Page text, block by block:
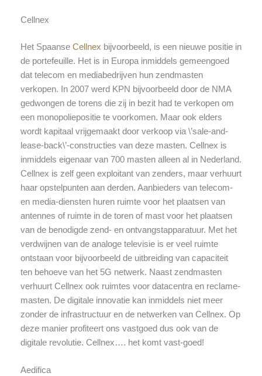
Cellnex
Het Spaanse Cellnex bijvoorbeeld, is een nieuwe positie in
de portefeuille. Het is in Europa inmiddels gemeengoed
dat telecom en mediabedrijven hun zendmasten
verkopen. In 2007 werd KPN bijvoorbeeld door de NMA
gedwongen de torens die zij in bezit had te verkopen om
een monopoliepositie te voorkomen. Maar ook elders
wordt kapitaal vrijgemaakt door verkoop via \’sale-and-
lease-back\’-constructies van deze masten. Cellnex is
inmiddels eigenaar van 700 masten alleen al in Nederland.
Cellnex is zelf geen exploitant van zenders, maar verhuurt
haar opstelpunten aan derden. Aanbieders van telecom-
en media-diensten huren ruimte voor het plaatsen van
antennes of ruimte in de toren of mast voor het plaatsen
van de benodigde zend- en ontvangstapparatuur. Met het
verdwijnen van de analoge televisie is er veel ruimte
ontstaan voor bijvoorbeeld de uitbreiding van capaciteit
ten behoeve van het 5G netwerk. Naast zendmasten
verhuurt Cellnex ook ruimtes voor datacentra en reclame-
masten. De digitale innovatie kan inmiddels niet meer
zonder de infrastructuur en de netwerken van Cellnex. Op
deze manier profiteert ons vastgoed dus ook van de
digitale revolutie. Cellnex…. het komt vast-goed!
Aedifica